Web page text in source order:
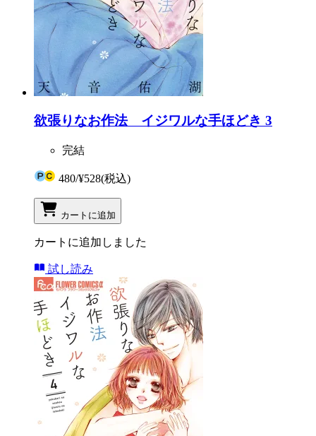
欲張りなお作法 イジワルな手ほどき 3
完結
480/¥528(税込)
カートに追加
カートに追加しました
試し読み